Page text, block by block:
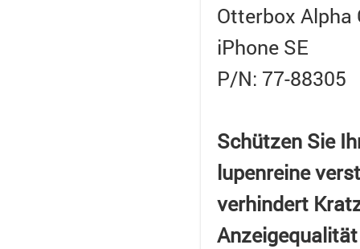
Otterbox
iPhone SE
P/N: 77-88305
Schützen Sie
lupenreine
verhindert